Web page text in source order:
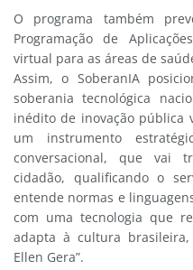
O programa também
Programação de
virtual para as áreas de
Assim, o SoberanIA
soberania tecnológica
inédito de inovação pública
um instrumento
conversacional, que vai
cidadão, qualificando o
entende normas e
com uma tecnologia que
adapta à cultura
Ellen Gera”.